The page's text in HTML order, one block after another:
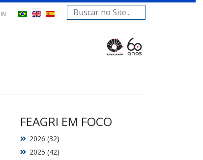
Search
...
FEAGRI EM FOCO
2025 (42)
2026 (32)